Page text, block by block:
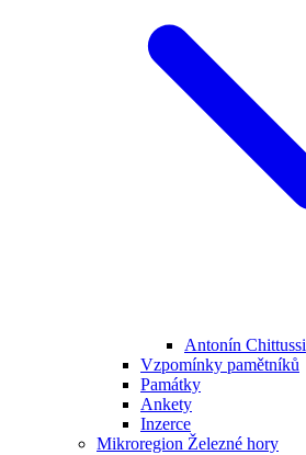
Antonín Chittussi
Vzpomínky pamětníků
Památky
Ankety
Inzerce
Mikroregion Železné hory